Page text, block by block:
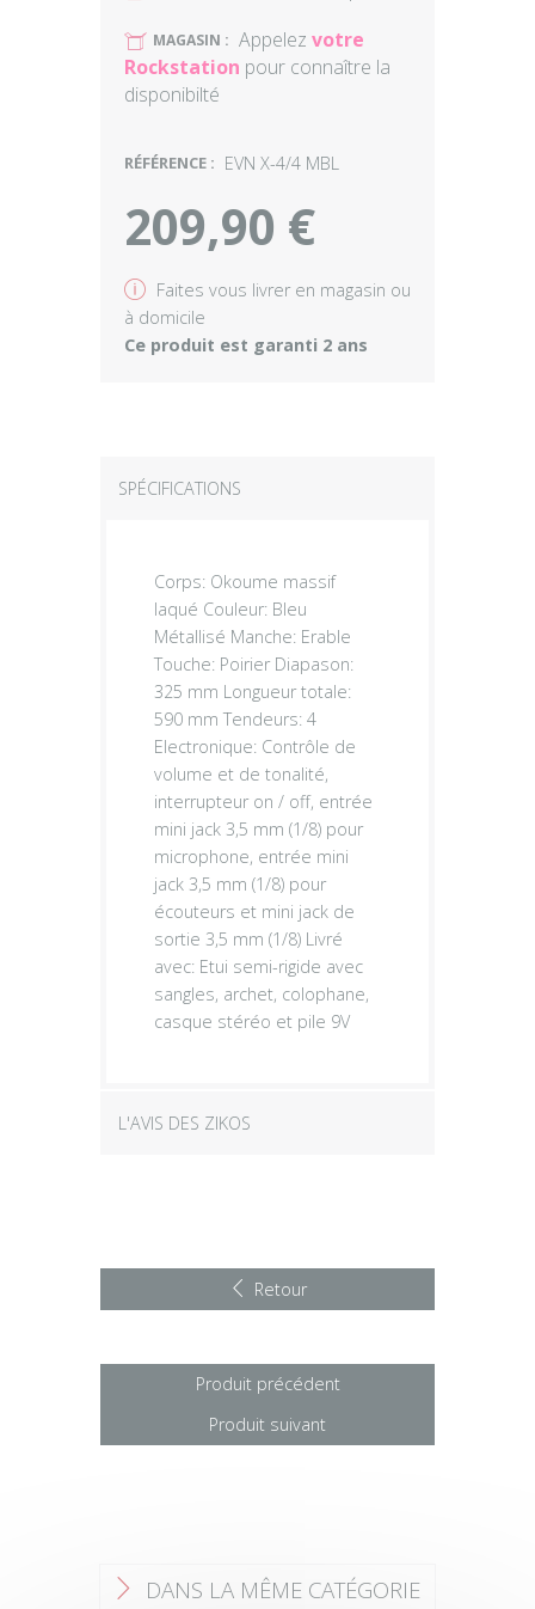
U MAGASIN : Appelez votre
Rockstation pour connaître la
disponibilté
RÉFÉRENCE : EVN X-4/4 MBL
209,90 €
v Faites vous livrer en magasin ou
à domicile
Ce produit est garanti 2 ans
SPÉCIFICATIONS
Corps: Okoume massif
laqué Couleur: Bleu
Métallisé Manche: Erable
Touche: Poirier Diapason:
325 mm Longueur totale:
590 mm Tendeurs: 4
Electronique: Contrôle de
volume et de tonalité,
interrupteur on / off, entrée
mini jack 3,5 mm (1/8) pour
microphone, entrée mini
jack 3,5 mm (1/8) pour
écouteurs et mini jack de
sortie 3,5 mm (1/8) Livré
avec: Etui semi-rigide avec
sangles, archet, colophane,
casque stéréo et pile 9V
L'AVIS DES ZIKOS
Retour
Produit précédent
Produit suivant
F DANS LA MÊME CATÉGORIE